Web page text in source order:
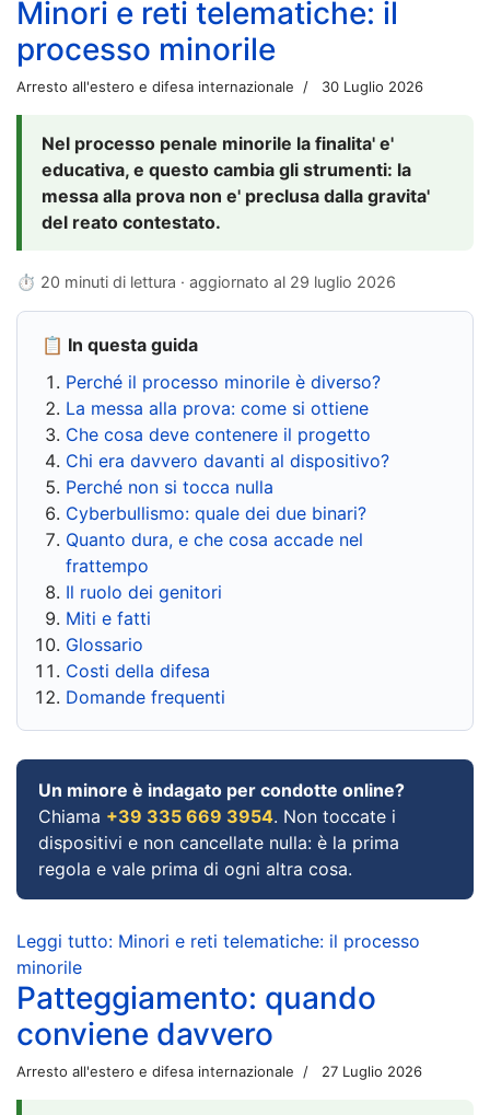
Minori e reti telematiche: il
processo minorile
Arresto all'estero e difesa internazionale 30 Luglio 2026
Nel processo penale minorile la finalita' e'
educativa, e questo cambia gli strumenti: la
messa alla prova non e' preclusa dalla gravita'
del reato contestato.
⏱ 20 minuti di lettura · aggiornato al 29 luglio 2026
📋 In questa guida
Perché il processo minorile è diverso?
La messa alla prova: come si ottiene
Che cosa deve contenere il progetto
Chi era davvero davanti al dispositivo?
Perché non si tocca nulla
Cyberbullismo: quale dei due binari?
Quanto dura, e che cosa accade nel
frattempo
Il ruolo dei genitori
Miti e fatti
Glossario
Costi della difesa
Domande frequenti
Un minore è indagato per condotte online?
Chiama +39 335 669 3954. Non toccate i
dispositivi e non cancellate nulla: è la prima
regola e vale prima di ogni altra cosa.
Leggi tutto: Minori e reti telematiche: il processo
minorile
Patteggiamento: quando
conviene davvero
Arresto all'estero e difesa internazionale 27 Luglio 2026